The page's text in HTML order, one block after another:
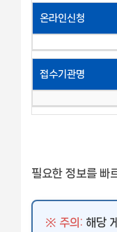
온라인신청
접수기관명
필요한 정보를 빠
※ 주의: 해당